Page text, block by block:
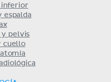
inferior
espalda
y pelvis
cuello